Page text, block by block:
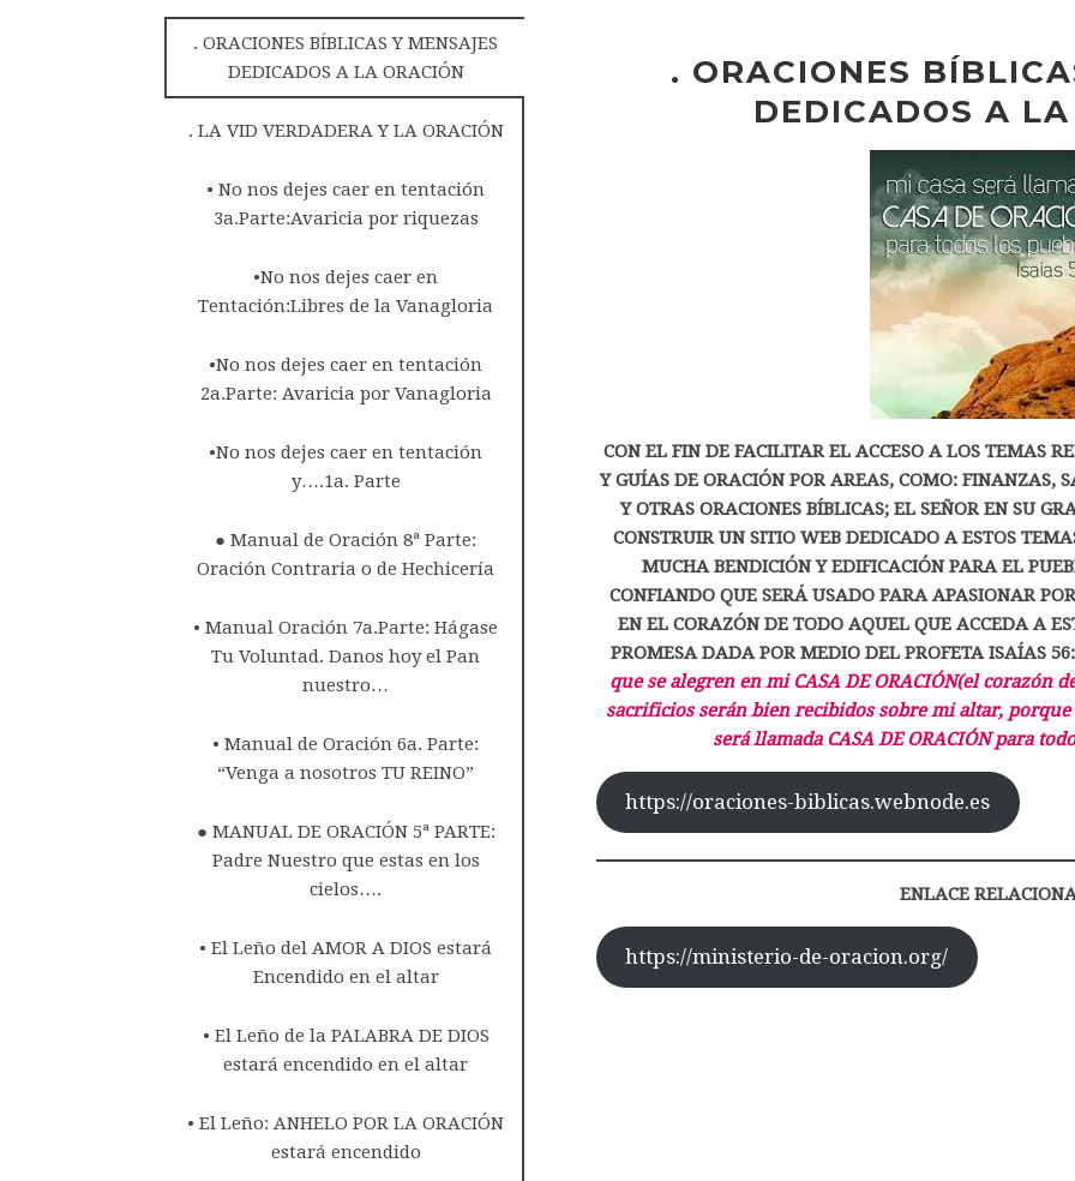
. ORACIONES BÍBLICAS Y MENSAJES
DEDICADOS A LA ORACIÓN
. LA VID VERDADERA Y LA ORACIÓN
• No nos dejes caer en tentación
3a.Parte:Avaricia por riquezas
•No nos dejes caer en
Tentación:Libres de la Vanagloria
•No nos dejes caer en tentación
2a.Parte: Avaricia por Vanagloria
•No nos dejes caer en tentación
y….1a. Parte
● Manual de Oración 8ª Parte:
Oración Contraria o de Hechicería
• Manual Oración 7a.Parte: Hágase
Tu Voluntad. Danos hoy el Pan
nuestro…
• Manual de Oración 6a. Parte:
“Venga a nosotros TU REINO”
● MANUAL DE ORACIÓN 5ª PARTE:
Padre Nuestro que estas en los
cielos….
• El Leño del AMOR A DIOS estará
Encendido en el altar
• El Leño de la PALABRA DE DIOS
estará encendido en el altar
• El Leño: ANHELO POR LA ORACIÓN
estará encendido
. ORACIONES
DEDICADOS A
CON EL FIN DE FACILITAR EL ACCESO A LOS TEMAS
Y GUÍAS DE ORACIÓN POR AREAS, COMO: FINANZAS,
Y OTRAS ORACIONES BÍBLICAS; EL SEÑOR EN SU
CONSTRUIR UN SITIO WEB DEDICADO A ESTOS
MUCHA BENDICIÓN Y EDIFICACIÓN PARA EL
CONFIANDO QUE SERÁ USADO PARA APASIONAR
EN EL CORAZÓN DE TODO AQUEL QUE ACCEDA A
PROMESA DADA POR MEDIO DEL PROFETA ISAÍAS
que se alegren en mi CASA DE ORACIÓN(el corazón
sacrificios serán bien recibidos sobre mi altar, porque
será llamada CASA DE ORACIÓN para
https://oraciones-biblicas.webnode.es
ENLACE
https://ministerio-de-oracion.org/